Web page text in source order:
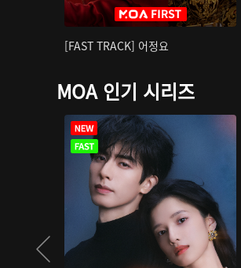
[FAST TRACK] 어정요
MOA 인기 시리즈